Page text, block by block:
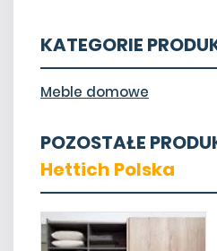
KATEGORIE
Meble domowe
POZOSTAŁE
Hettich Polska